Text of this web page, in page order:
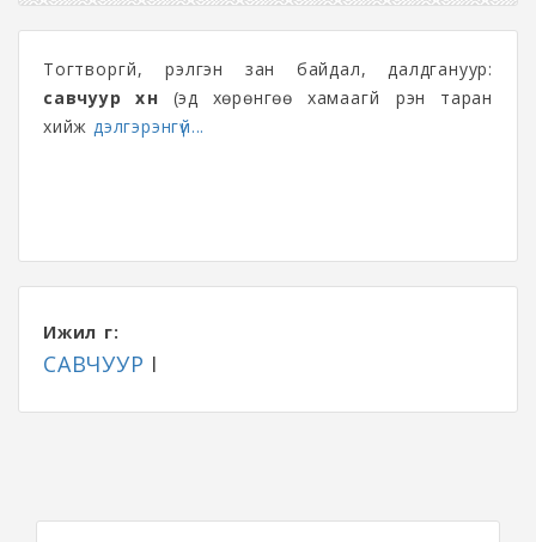
Тогтворгүй, үрэлгэн зан байдал, далдгануур:
савчуур хүн (эд хөрөнгөө хамаагүй үрэн таран
хийж дэлгэрэнгүй...
Ижил үг:
САВЧУУР I